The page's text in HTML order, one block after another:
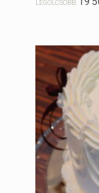
LEGOLCSÓBB: